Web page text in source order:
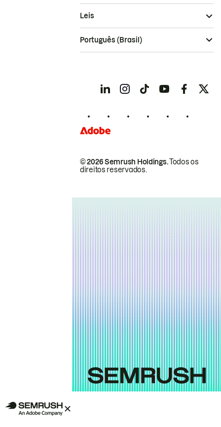
© 2026 Semrush Holdings.Todos os
direitos reservados.
Leis
Português (Brasil)